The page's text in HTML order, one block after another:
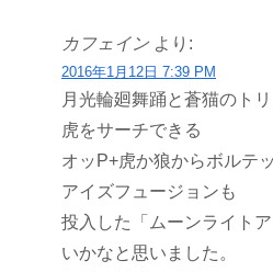
カフェイン より:
2016年1月12日 7:39 PM
月光輪廻舞踊と蒼猫のト
虎をサーチできる
オッP+虎か狼からボルテ
アイズフュージョンも
投入した「ムーンライト
いかなと思いました。